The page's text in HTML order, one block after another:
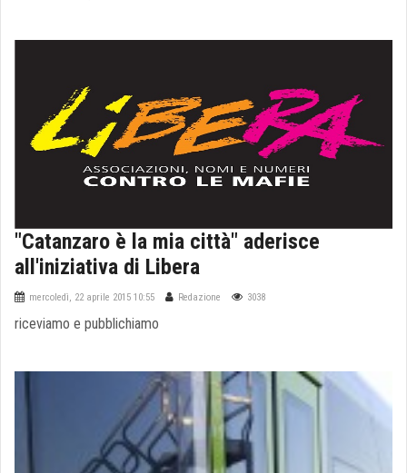
"Catanzaro è la mia città" aderisce
all'iniziativa di Libera
mercoledì, 22 aprile 2015 10:55 Redazione 3038
riceviamo e pubblichiamo